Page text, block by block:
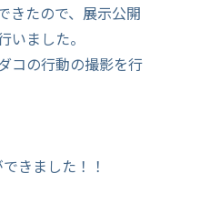
きたので、展示公開
ました。
コの行動の撮影を行
きました！！